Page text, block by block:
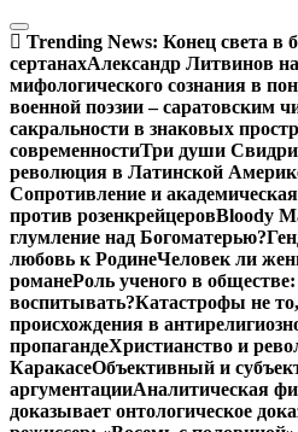
Перейти
к
содержимому
Trending News: Конец света в
сертанахАлександр Литвинов
мифологического сознания в
военной поэзии – саратовским
сакральности в знаковых
современностиТри души
революция в Латинской
Сопротивление и
против розенкрейцеровBloody
глумление над Богоматерью?
любовь к РодинеЧеловек ли
романеРоль ученого в
воспитывать?Катастрофы не
происхождения в
пропагандеХристианство и
КаракасеОбъективный и
аргументацииАналитическая
доказывает онтологическое